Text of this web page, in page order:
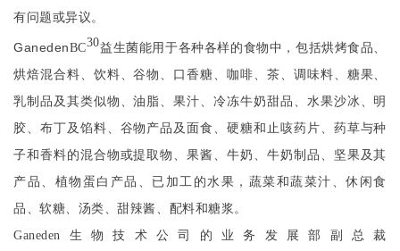
有问题或异议。
GanedenBC30益生菌能用于各种各样的食物中，包括烘烤食品、
烘焙混合料、饮料、谷物、口香糖、咖啡、茶、调味料、糖果、
乳制品及其类似物、油脂、果汁、冷冻牛奶甜品、水果沙冰、明
胶、布丁及馅料、谷物产品及面食、硬糖和止咳药片、药草与种
子和香料的混合物或提取物、果酱、牛奶、牛奶制品、坚果及其
产品、植物蛋白产品、已加工的水果，蔬菜和蔬菜汁、休闲食
品、软糖、汤类、甜辣酱、配料和糖浆。
Ganeden 生物技术公司的业务发展部副总裁